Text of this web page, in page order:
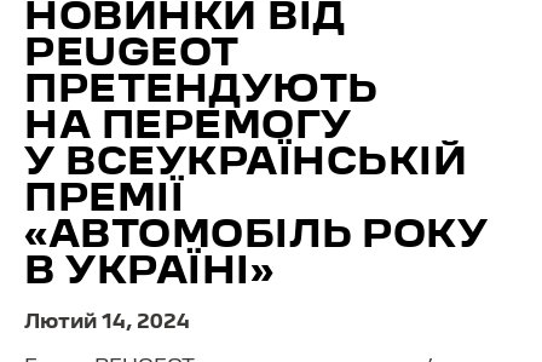
НОВИНКИ ВІД
PEUGEOT
ПРЕТЕНДУЮТЬ
НА ПЕРЕМОГУ
У ВСЕУКРАЇНСЬКІЙ
ПРЕМІЇ
«АВТОМОБІЛЬ РОКУ
В УКРАЇНІ»
Лютий 14, 2024